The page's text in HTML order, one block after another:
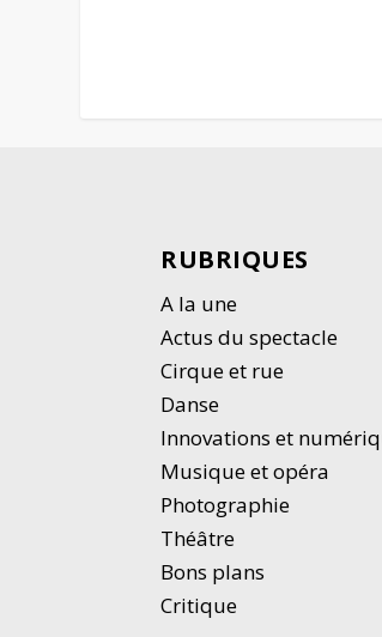
RUBRIQUES
A la une
Actus du spectacle
Cirque et rue
Danse
Innovations et
Musique et opéra
Photographie
Théâtre
Bons plans
Critique